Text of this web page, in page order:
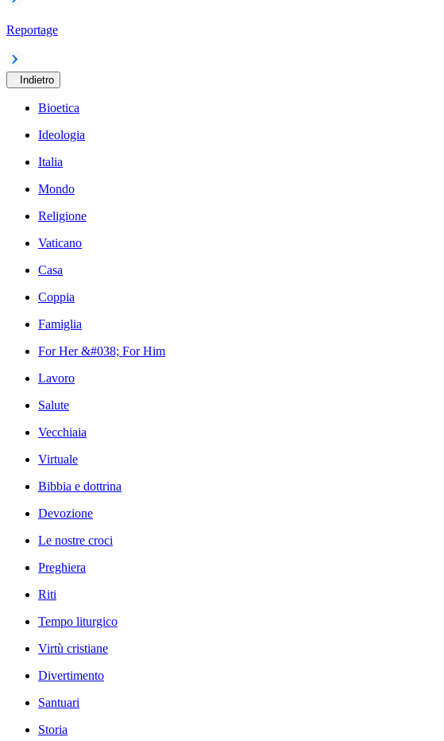
Reportage
Indietro
Bioetica
Ideologia
Italia
Mondo
Religione
Vaticano
Casa
Coppia
Famiglia
For Her &#038; For Him
Lavoro
Salute
Vecchiaia
Virtuale
Bibbia e dottrina
Devozione
Le nostre croci
Preghiera
Riti
Tempo liturgico
Virtù cristiane
Divertimento
Santuari
Storia